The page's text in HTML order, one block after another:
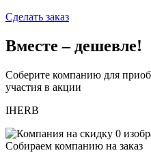
Сделать заказ
Вместе – дешевле!
Соберите компанию для
участия в акции
IHERB
Собираем компанию на заказ